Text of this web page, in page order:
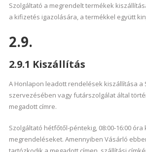
Szolgáltató a megrendelt termékek
a kifizetés igazolására, a termékkel együtt
2.9.
2.9.1 Kiszállítás
A Honlapon leadott rendelések kiszállítása a
szervezésében vagy futárszolgálat által
megadott címre.
Szolgáltató hétfőtől-péntekig, 08:00-16:00
megrendeléseket. Amennyiben Vásárló